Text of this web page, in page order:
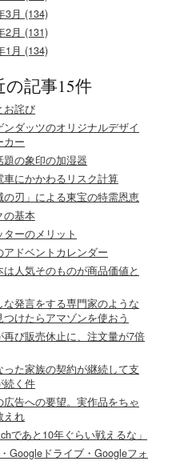
3月 (134)
2月 (131)
1月 (134)
の記事15件
お詫び
ンダッツのオリジナルデザイ
カー
題の象印の加湿器
車にかかわるリスク計算
の刃」による東宝の特需恩恵
の基本
ターのメリット
アドベントカレンダー
は人気そのものが商品価値と
な発言をする専門家のような
つけたらアマゾンを使おう
再び販売休止に、注文量が7倍
った家族の契約が継続して支
続く件
広告への要望。実作品をちゃ
えれ
であと10年ぐらい戦えるな」
Googleドライブ・Googleフォ